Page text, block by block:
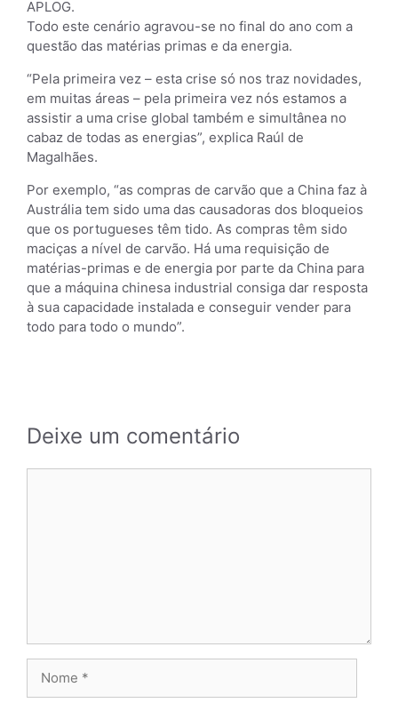
APLOG.
Todo este cenário agravou-se no final do ano com a
questão das matérias primas e da energia.
“Pela primeira vez – esta crise só nos traz novidades,
em muitas áreas – pela primeira vez nós estamos a
assistir a uma crise global também e simultânea no
cabaz de todas as energias”, explica Raúl de
Magalhães.
Por exemplo, “as compras de carvão que a China faz à
Austrália tem sido uma das causadoras dos bloqueios
que os portugueses têm tido. As compras têm sido
maciças a nível de carvão. Há uma requisição de
matérias-primas e de energia por parte da China para
que a máquina chinesa industrial consiga dar resposta
à sua capacidade instalada e conseguir vender para
todo para todo o mundo”.
Deixe um comentário